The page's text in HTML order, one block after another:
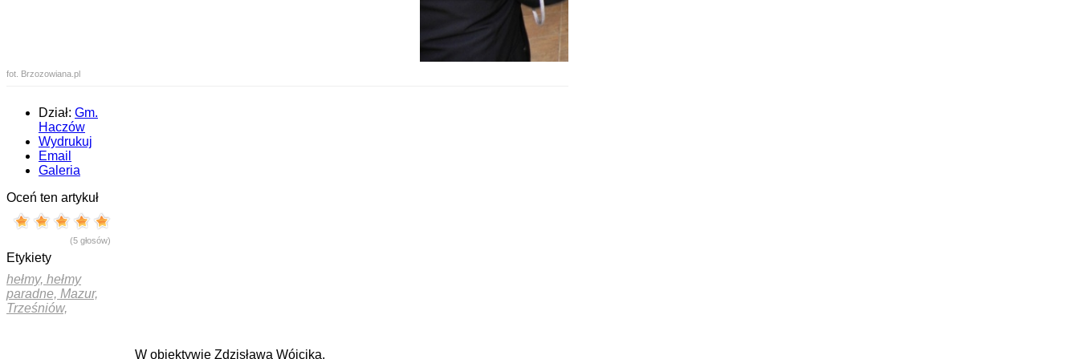
fot. Brzozowiana.pl
Dział: Gm.
Haczów
Wydrukuj
Email
Galeria
Oceń ten artykuł
(5 głosów)
Etykiety
hełmy, hełmy
paradne, Mazur,
Trześniów,
W obiektywie Zdzisława Wójcika.